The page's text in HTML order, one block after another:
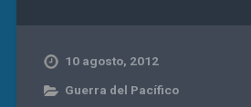
10 agosto, 2012
Guerra del Pacífico